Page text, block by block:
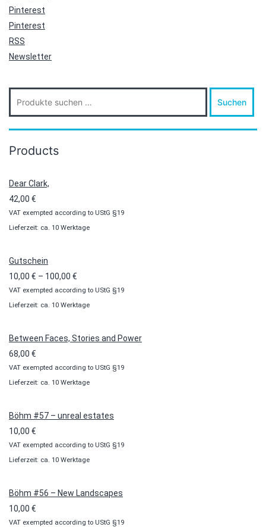
Pinterest
Pinterest
RSS
Newsletter
nach:
Suchen
Products
Dear Clark,
42,00 €
VAT exempted according to UStG §19
Lieferzeit: ca. 10 Werktage
Gutschein
10,00 € – 100,00 €
10,00 €
bis
VAT exempted according to UStG §19
Lieferzeit: ca. 10 Werktage
Between Faces, Stories and Power
68,00 €
VAT exempted according to UStG §19
Lieferzeit: ca. 10 Werktage
Böhm #57 – unreal estates
10,00 €
VAT exempted according to UStG §19
Lieferzeit: ca. 10 Werktage
Böhm #56 – New Landscapes
10,00 €
VAT exempted according to UStG §19